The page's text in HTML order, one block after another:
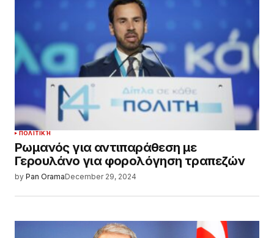
ΠΟΛΙΤΙΚΉ
Ρωμανός για αντιπαράθεση με
Γερουλάνο για φορολόγηση τραπεζών
by Pan OramaDecember 29, 2024